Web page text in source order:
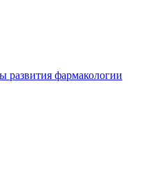
развития фармакологии